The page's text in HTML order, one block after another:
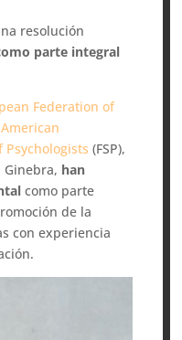
resolución
parte integral
Federation of
American
Psychologists(FSP),
han
como parte
de la
con experiencia